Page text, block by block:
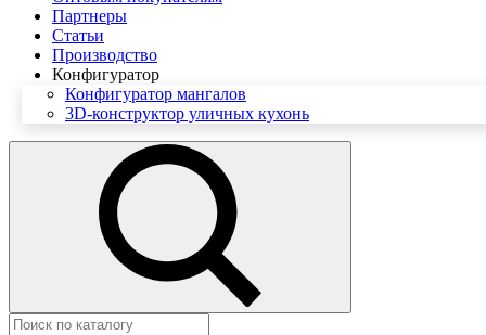
Партнеры
Статьи
Производство
Конфигуратор
Конфигуратор мангалов
3D-конструктор уличных кухонь